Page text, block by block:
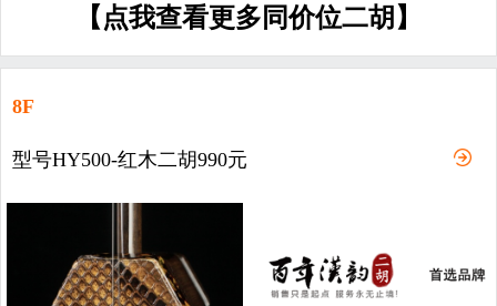
【点我查看更多同价位二胡】
8F
型号HY500-红木二胡990元